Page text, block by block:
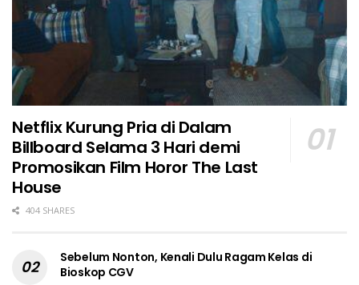
Netflix Kurung Pria di Dalam
Billboard Selama 3 Hari demi
Promosikan Film Horor The Last
House
404 SHARES
Sebelum Nonton, Kenali Dulu Ragam Kelas di
Bioskop CGV